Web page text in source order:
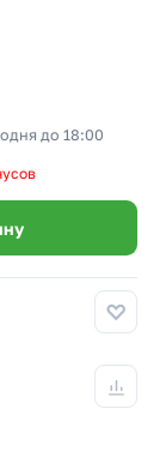
до 18:00